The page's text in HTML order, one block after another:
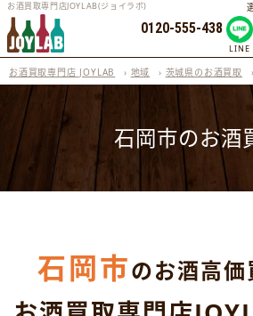
お酒買取専門店JOYLAB(ジョイラボ)
0120-555-438
LINE
お酒買取専門店 JOYLAB › 地域 › 茨城県のお酒買取
石岡市のお酒
石岡市のお酒高価